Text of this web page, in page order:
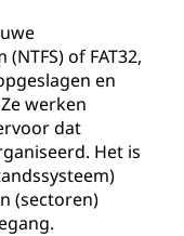
of FAT32,
en
werken
dat
Het is
(sectoren)